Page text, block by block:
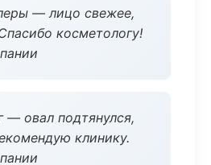
— лицо свежее,
косметологу!
— овал подтянулся,
клинику.